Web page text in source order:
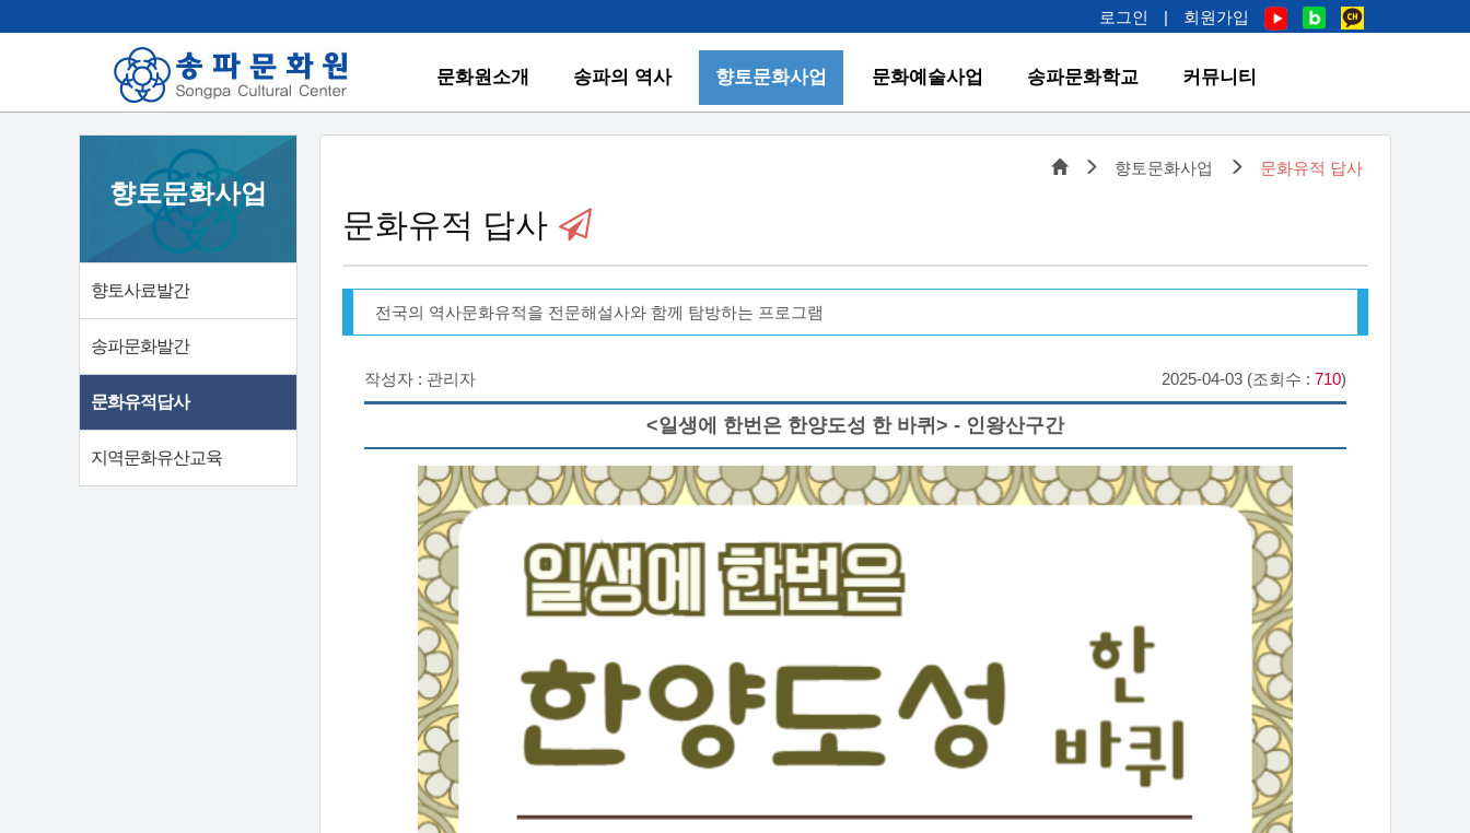
로그인 | 회원가입
문화원소개 송파의 역사 향토문화사업 문화예술사업 송파문화학교 커뮤니티
향토문화사업
향토사료발간
송파문화발간
문화유적답사
지역문화유산교육
향토문화사업 문화유적 답사
문화유적 답사
전국의 역사문화유적을 전문해설사와 함께 탐방하는 프로그램
작성자 : 관리자 2025-04-03 (조회수 : 710)
<일생에 한번은 한양도성 한 바퀴> - 인왕산구간